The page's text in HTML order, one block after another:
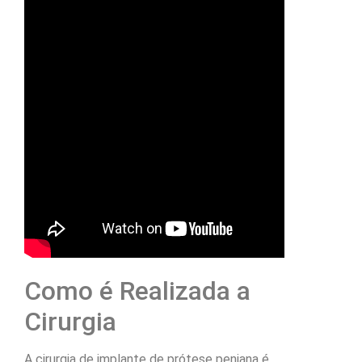
Como é Realizada a
Cirurgia
A cirurgia de implante de prótese peniana é